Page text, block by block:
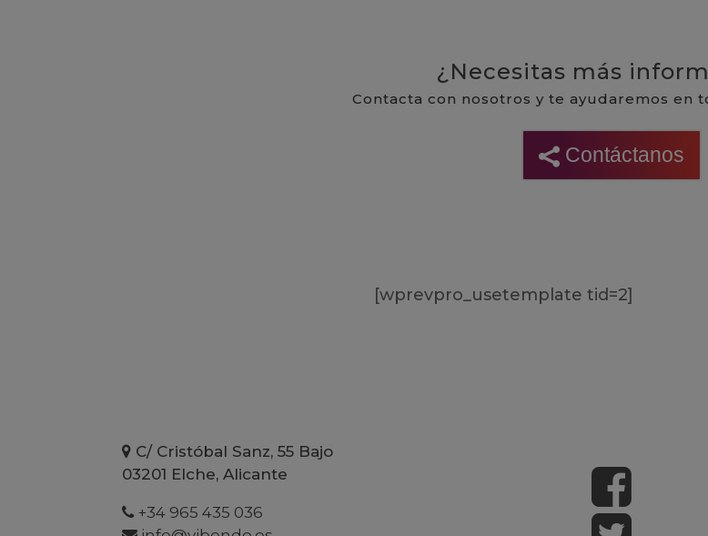
¿Necesitas más
Contacta con nosotros y te ayudaremos en
Contáctanos
[wprevpro_usetemplate tid=2]
C/ Cristóbal Sanz, 55 Bajo
03201 Elche, Alicante
+34 965 435 036